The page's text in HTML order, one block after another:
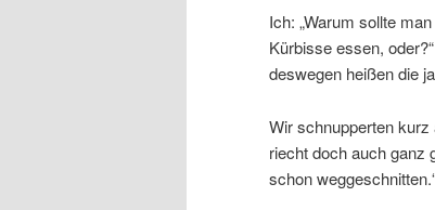
Ich: „Warum sollte
Kürbisse essen,
deswegen heißen die
Wir schnupperten kurz
riecht doch auch ganz
schon